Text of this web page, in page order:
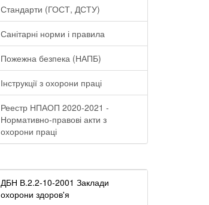
Стандарти (ГОСТ, ДСТУ)
Санітарні норми і правила
Пожежна безпека (НАПБ)
Інструкції з охорони праці
Реестр НПАОП 2020-2021 -
Нормативно-правові акти з
охорони праці
ДБН В.2.2-10-2001 Заклади
охорони здоров'я